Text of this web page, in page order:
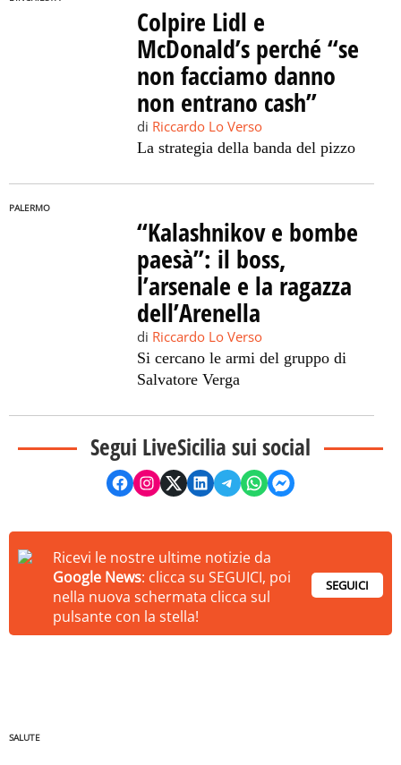
Colpire Lidl e
McDonald’s perché “se
non facciamo danno
non entrano cash”
di Riccardo Lo Verso
La strategia della banda del pizzo
PALERMO
“Kalashnikov e bombe
paesà”: il boss,
l’arsenale e la ragazza
dell’Arenella
di Riccardo Lo Verso
Si cercano le armi del gruppo di
Salvatore Verga
Segui LiveSicilia sui social
Ricevi le nostre ultime notizie da
Google News: clicca su SEGUICI, poi
nella nuova schermata clicca sul
pulsante con la stella!
SEGUICI
SALUTE